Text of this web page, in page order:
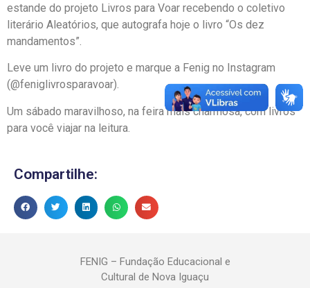
estande do projeto Livros para Voar recebendo o coletivo
literário Aleatórios, que autografa hoje o livro “Os dez
mandamentos”.
Leve um livro do projeto e marque a Fenig no Instagram
(@feniglivrosparavoar).
Um sábado maravilhoso, na feira mais charmosa, com livros
para você viajar na leitura.
Compartilhe:
FENIG – Fundação Educacional e
Cultural de Nova Iguaçu